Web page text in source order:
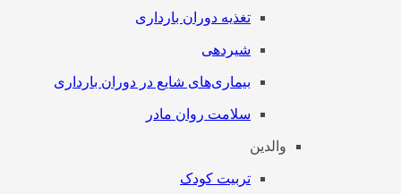
تغذیه دوران بارداری
شیردهی
بیماری‌های شایع در دوران بارداری
سلامت روان مادر
والدین
تربیت کودک